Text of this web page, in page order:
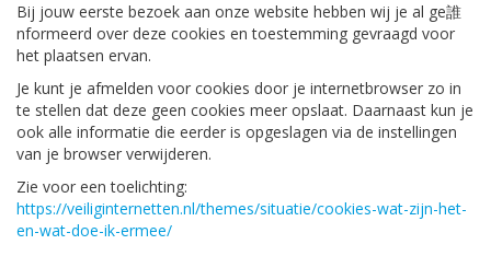
Bij jouw eerste bezoek aan onze website hebben wij je al ge誰
nformeerd over deze cookies en toestemming gevraagd voor
het plaatsen ervan.
Je kunt je afmelden voor cookies door je internetbrowser zo in
te stellen dat deze geen cookies meer opslaat. Daarnaast kun je
ook alle informatie die eerder is opgeslagen via de instellingen
van je browser verwijderen.
Zie voor een toelichting:
https://veiliginternetten.nl/themes/situatie/cookies-wat-zijn-het-
en-wat-doe-ik-ermee/